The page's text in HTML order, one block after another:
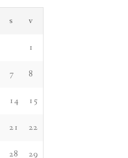
s v
1
7 8
14 15
21 22
28 29